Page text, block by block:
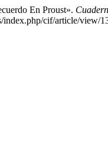
En Proust».
index.php/cif/article/view/